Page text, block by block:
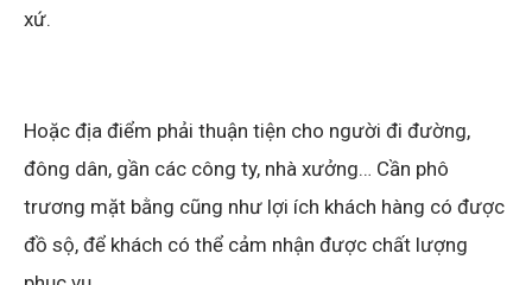
xứ.
Hoặc địa điểm phải thuận tiện cho người đi đường,
đông dân, gần các công ty, nhà xưởng… Cần phô
trương mặt bằng cũng như lợi ích khách hàng có được
đồ sộ, để khách có thể cảm nhận được chất lượng